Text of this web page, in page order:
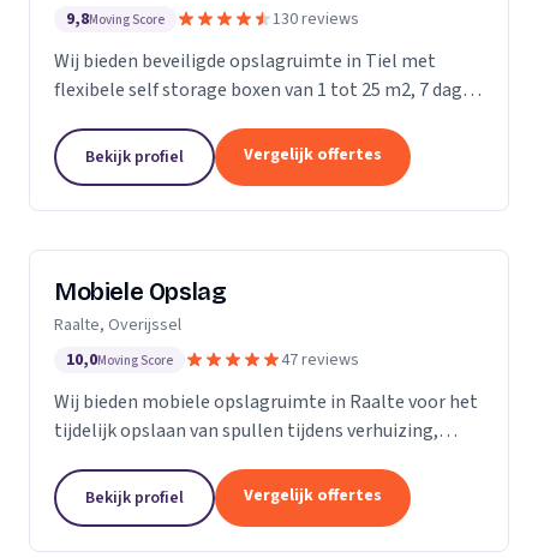
9,8Moving Score 130 reviews
Wij bieden beveiligde opslagruimte in Tiel met
flexibele self storage boxen van 1 tot 25 m2, 7 dagen
Bekijk profiel Vergelijk offertes
Mobiele Opslag
Raalte, Overijssel
10,0Moving Score 47 reviews
Wij bieden mobiele opslagruimte in Raalte voor het
tijdelijk opslaan van spullen tijdens verhuizing,
Bekijk profiel Vergelijk offertes